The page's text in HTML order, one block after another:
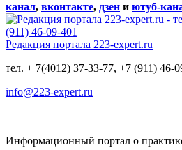
канал, вконтакте, дзен и ютуб-
Редакция портала 223-expert.ru
тел. + 7(4012) 37-33-77, +7 (911) 46-
info@223-expert.ru
Информационный портал о